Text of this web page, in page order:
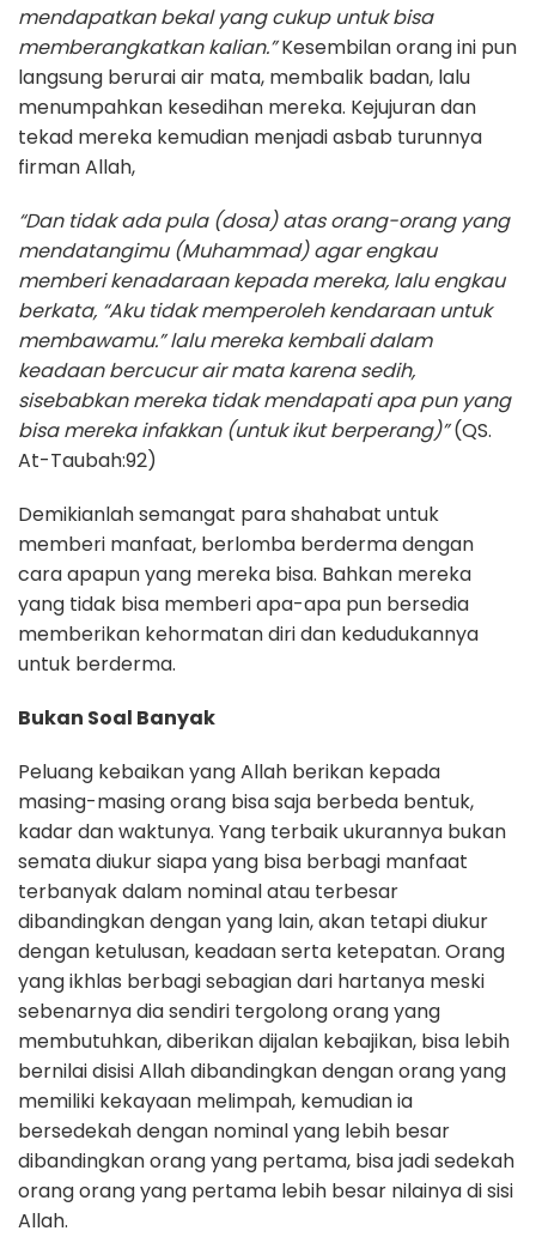
mendapatkan bekal yang cukup untuk bisa
memberangkatkan kalian.”Kesembilan orang ini pun
langsung berurai air mata, membalik badan, lalu
menumpahkan kesedihan mereka. Kejujuran dan
tekad mereka kemudian menjadi asbab turunnya
firman Allah,
“Dan tidak ada pula (dosa) atas orang-orang yang
mendatangimu (Muhammad) agar engkau
memberi kenadaraan kepada mereka, lalu engkau
berkata, “Aku tidak memperoleh kendaraan untuk
membawamu.” lalu mereka kembali dalam
keadaan bercucur air mata karena sedih,
sisebabkan mereka tidak mendapati apa pun yang
bisa mereka infakkan (untuk ikut berperang)”(QS.
At-Taubah:92)
Demikianlah semangat para shahabat untuk
memberi manfaat, berlomba berderma dengan
cara apapun yang mereka bisa. Bahkan mereka
yang tidak bisa memberi apa-apa pun bersedia
memberikan kehormatan diri dan kedudukannya
untuk berderma.
Bukan Soal Banyak
Peluang kebaikan yang Allah berikan kepada
masing-masing orang bisa saja berbeda bentuk,
kadar dan waktunya. Yang terbaik ukurannya bukan
semata diukur siapa yang bisa berbagi manfaat
terbanyak dalam nominal atau terbesar
dibandingkan dengan yang lain, akan tetapi diukur
dengan ketulusan, keadaan serta ketepatan. Orang
yang ikhlas berbagi sebagian dari hartanya meski
sebenarnya dia sendiri tergolong orang yang
membutuhkan, diberikan dijalan kebajikan, bisa lebih
bernilai disisi Allah dibandingkan dengan orang yang
memiliki kekayaan melimpah, kemudian ia
bersedekah dengan nominal yang lebih besar
dibandingkan orang yang pertama, bisa jadi sedekah
orang orang yang pertama lebih besar nilainya di sisi
Allah.